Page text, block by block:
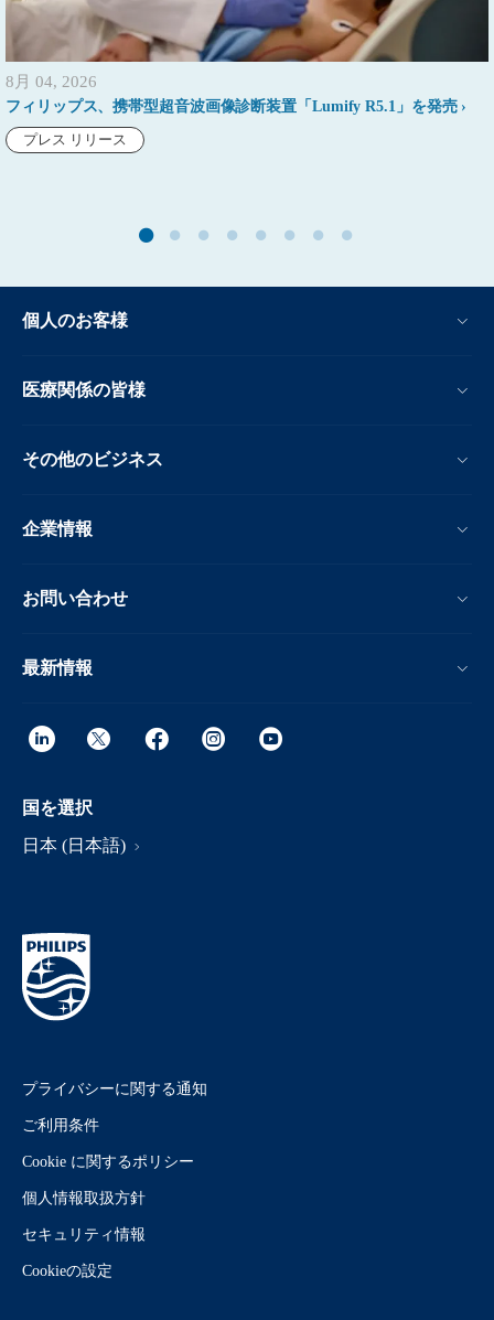
8月 04, 2026
フィリップス、携帯型超音波画像診断装置「Lumify R5.1」を発売
プレス リリース
個人のお客様
医療関係の皆様
その他のビジネス
企業情報
お問い合わせ
最新情報
国を選択
日本 (日本語)
プライバシーに関する通知
ご利用条件
Cookie に関するポリシー
個人情報取扱方針
セキュリティ情報
Cookieの設定